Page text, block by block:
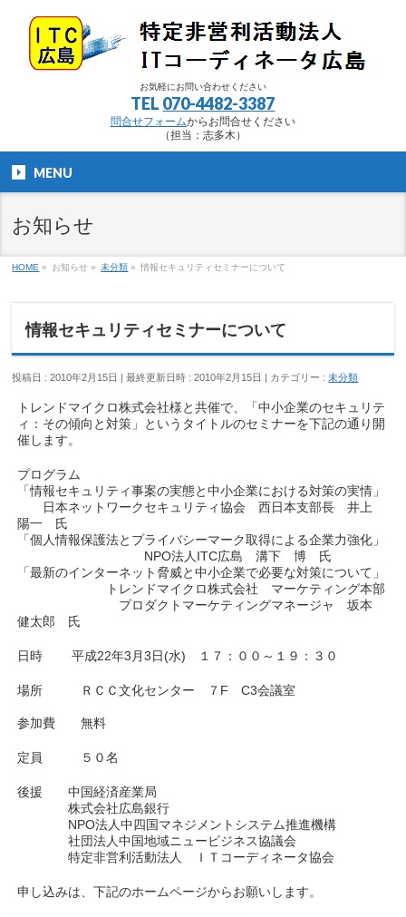
お気軽にお問い合わせください
TEL 070-4482-3387
問合せフォームからお問合せください
（担当：志多木）
MENU
お知らせ
HOME » お知らせ » 未分類 » 情報セキュリティセミナーについて
情報セキュリティセミナーについて
投稿日 : 2010年2月15日 最終更新日時 : 2010年2月15日 カテゴリー :未分類
トレンドマイクロ株式会社様と共催で、「中小企業のセキュリテ
ィ：その傾向と対策」というタイトルのセミナーを下記の通り開
催します。
プログラム
「情報セキュリティ事案の実態と中小企業における対策の実情」
日本ネットワークセキュリティ協会 西日本支部長 井上
陽一 氏
「個人情報保護法とプライバシーマーク取得による企業力強化」
NPO法人ITC広島 溝下 博 氏
「最新のインターネット脅威と中小企業で必要な対策について」
トレンドマイクロ株式会社 マーケティング本部
プロダクトマーケティングマネージャ 坂本
健太郎 氏
日時 平成22年3月3日(水) １７：００～１９：３０
場所 ＲＣＣ文化センター ７F C3会議室
参加費 無料
定員 ５０名
後援 中国経済産業局
株式会社広島銀行
NPO法人中四国マネジメントシステム推進機構
社団法人中国地域ニュービジネス協議会
特定非営利活動法人 ＩＴコーディネータ協会
申し込みは、下記のホームページからお願いします。